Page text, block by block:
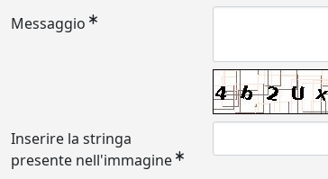
Messaggio
Inserire la stringa
presente nell'immagine